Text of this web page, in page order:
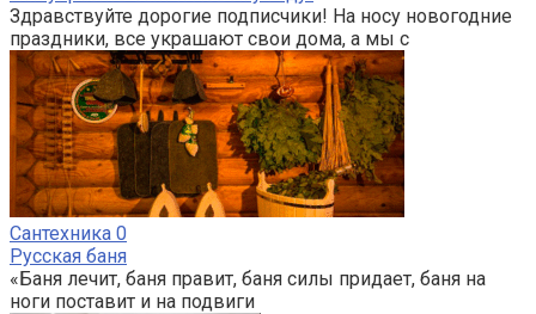
Здравствуйте дорогие подписчики! На носу новогодние
праздники, все украшают свои дома, а мы с
Сантехника 0
Русская баня
«Баня лечит, баня правит, баня силы придает, баня на
ноги поставит и на подвиги